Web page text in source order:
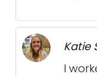
Katie
I